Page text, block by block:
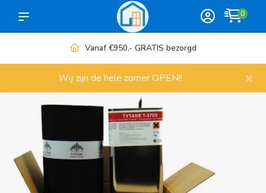
0
Meer dan 1000 artikelen
Wij zijn de hele zomer OPEN!! ×